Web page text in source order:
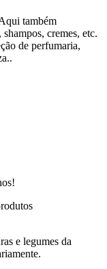
também
cremes, etc.
de perfumaria,
e legumes da